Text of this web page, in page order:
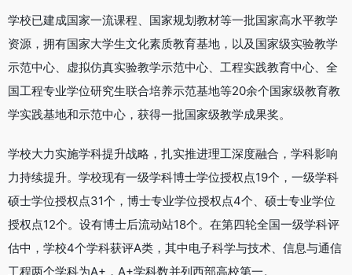
学校已建成国家一流课程、国家规划教材等一批国家高水平教学
资源，拥有国家大学生文化素质教育基地，以及国家级实验教学
示范中心、虚拟仿真实验教学示范中心、工程实践教育中心、全
国工程专业学位研究生联合培养示范基地等20余个国家级教育教
学实践基地和示范中心，获得一批国家级教学成果奖。
学校大力实施学科提升战略，扎实推进理工深度融合，学科影响
力持续提升。学校现有一级学科博士学位授权点19个，一级学科
硕士学位授权点31个，博士专业学位授权点4个、硕士专业学位
授权点12个。设有博士后流动站18个。在第四轮全国一级学科评
估中，学校4个学科获评A类，其中电子科学与技术、信息与通信
工程两个学科为A+，A+学科数并列西部高校第一。